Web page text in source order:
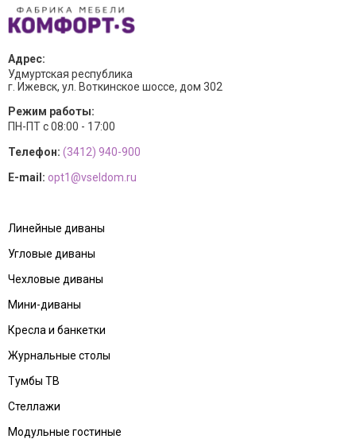
Адрес:
Удмуртская республика
г. Ижевск, ул. Воткинское шоссе, дом 302
Режим работы:
ПН-ПТ с 08:00 - 17:00
Телефон: (3412) 940-900
E-mail: opt1@vseldom.ru
Линейные диваны
Угловые диваны
Чехловые диваны
Мини-диваны
Кресла и банкетки
Журнальные столы
Тумбы ТВ
Стеллажи
Модульные гостиные